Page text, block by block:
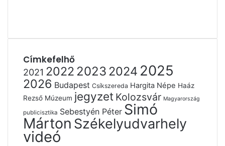
Címkefelhő
2021 2022 2023 2024 2025
2026 Budapest Csíkszereda Hargita Népe Haáz
Rezső Múzeum jegyzet Kolozsvár Magyarország
publicisztika Sebestyén Péter Simó
Márton Székelyudvarhely
videó